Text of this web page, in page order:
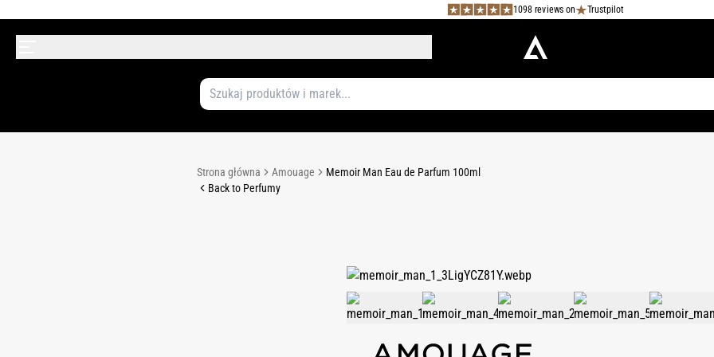
1098 reviews on Trustpilot
Strona główna Amouage
Memoir Man Eau de Parfum 100ml
Back to Perfumy